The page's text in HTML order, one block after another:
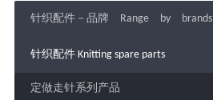
针织配件－品牌 Range by brands
针织配件 Knitting spare parts
定做走针系列产品